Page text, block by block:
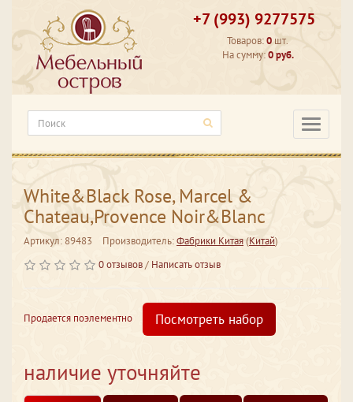
+7 (993) 9277575
Товаров:0 шт.
На сумму:0 руб.
White&Black Rose, Marcel &
Chateau,Provence Noir&Blanc
Артикул: 89483 Производитель:Фабрики Китая(Китай)
0 отзывов/ Написать отзыв
Продается поэлементно Посмотреть набор
наличие уточняйте